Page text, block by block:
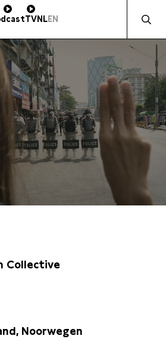
TVNLEN
Collective
Noorwegen